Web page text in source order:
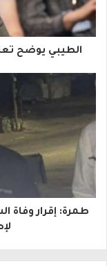
ك
ا
إ
ل
ت
ر
ي
الطيبي يوضح
طمرة: إقرار